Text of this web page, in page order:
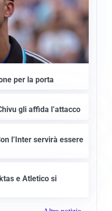
per la porta
gli affida l’attacco
l’Inter servirà essere
e Atletico si